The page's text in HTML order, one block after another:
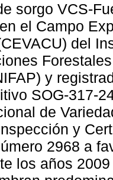
sorgo VCS-
el Campo
del
y
SOG-317-
de
y
2968 a
los años